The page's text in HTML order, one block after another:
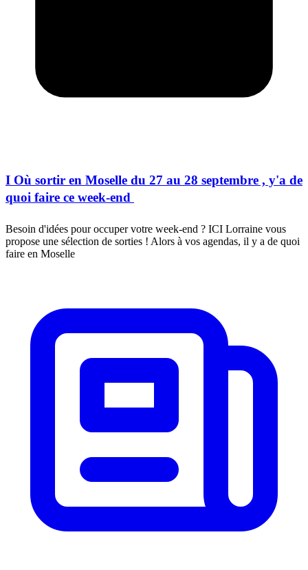
I Où sortir en Moselle du 27 au 28 septembre , y'a de
quoi faire ce week-end 
Besoin d'idées pour occuper votre week-end ? ICI Lorraine vous
propose une sélection de sorties ! Alors à vos agendas, il y a de quoi
faire en Moselle